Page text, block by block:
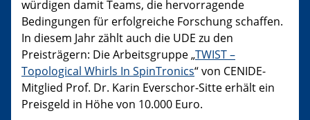
würdigen damit Teams, die hervorragende
Bedingungen für erfolgreiche Forschung schaffen.
In diesem Jahr zählt auch die UDE zu den
Preisträgern: Die Arbeitsgruppe „TWIST –
Topological Whirls In SpinTronics“ von CENIDE-
Mitglied Prof. Dr. Karin Everschor-Sitte erhält ein
Preisgeld in Höhe von 10.000 Euro.